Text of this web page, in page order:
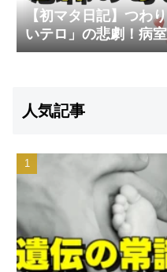
【初マタ日記】つわ
いテロ」の悲劇！病
人気記事